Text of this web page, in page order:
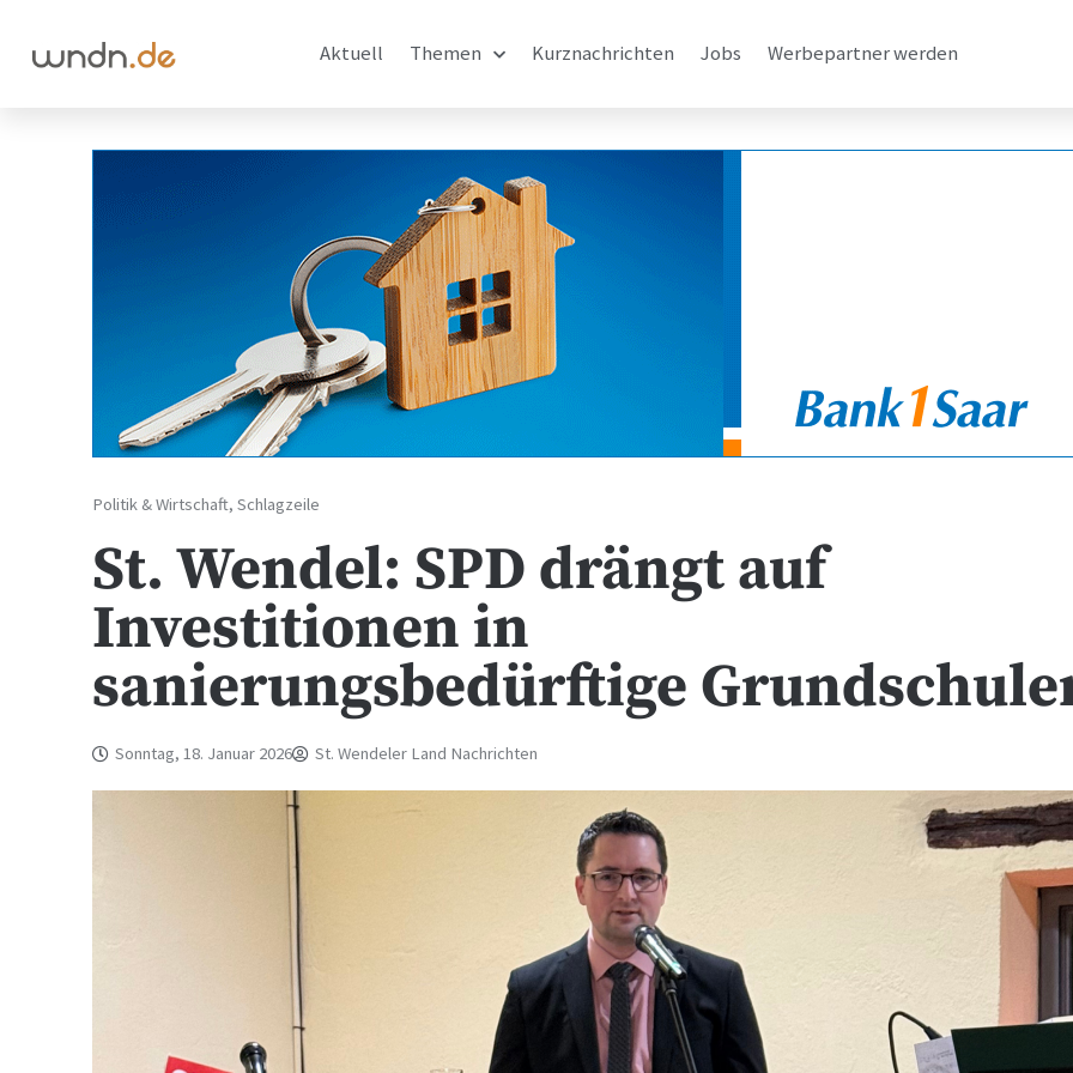
Aktuell Themen Kurznachrichten Jobs Werbepartner werden
Politik & Wirtschaft,Schlagzeile
St. Wendel: SPD drängt auf
Investitionen in
sanierungsbedürftige
Sonntag, 18. Januar 2026 St. Wendeler Land Nachrichten